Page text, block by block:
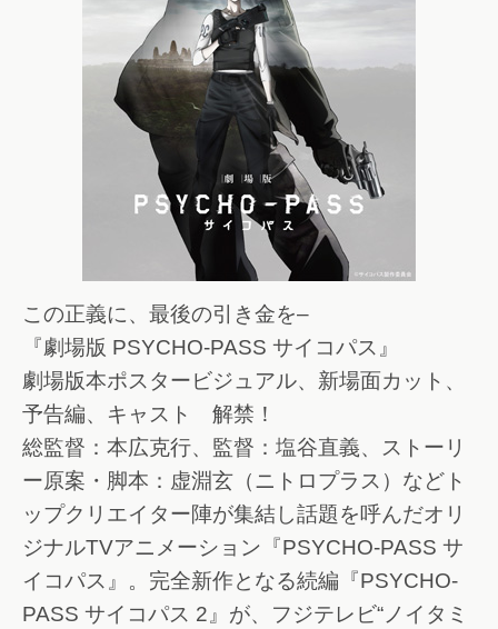
この正義に、最後の引き金を–
『劇場版 PSYCHO-PASS サイコパス』
劇場版本ポスタービジュアル、新場面カット、
予告編、キャスト 解禁！
総監督：本広克行、監督：塩谷直義、ストーリ
ー原案・脚本：虚淵玄（ニトロプラス）などト
ップクリエイター陣が集結し話題を呼んだオリ
ジナルTVアニメーション『PSYCHO-PASS サ
イコパス』。完全新作となる続編『PSYCHO-
PASS サイコパス 2』が、フジテレビ“ノイタミ